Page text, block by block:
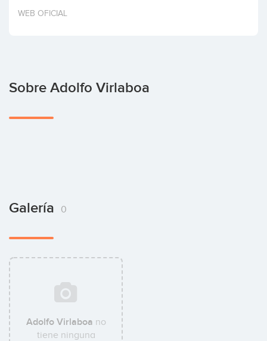
Invertir
WEB OFICIAL
Sobre Adolfo Virlaboa
Galería 0
Adolfo Virlaboa no
tiene ninguna